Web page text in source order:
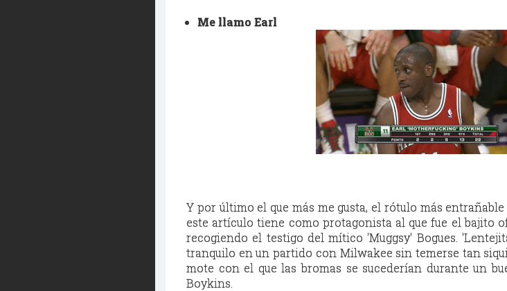
Me llamo Earl
Y por último el que más me gusta, el rótulo más
este artículo tiene como protagonista al que fue el bajito
recogiendo el testigo del mítico 'Muggsy' Bogues.
tranquilo en un partido con Milwakee sin temerse tan
mote con el que las bromas se sucederían durante un
Boykins.